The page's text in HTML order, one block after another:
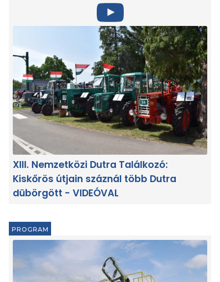
XIII. Nemzetközi Dutra Találkozó:
Kiskőrös útjain száznál több Dutra
dübörgött - VIDEÓVAL
PROGRAM